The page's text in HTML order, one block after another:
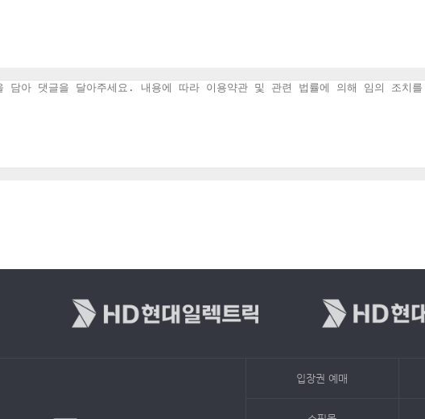
입장권 예매